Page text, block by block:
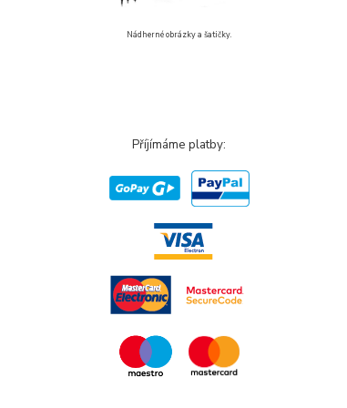
Nádherné obrázky a šatičky.
Příjímáme platby: